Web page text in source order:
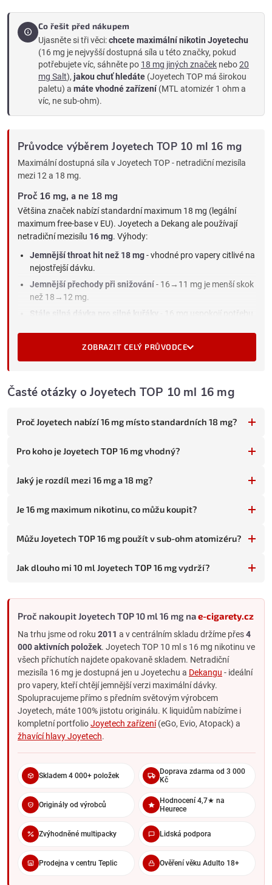
Co řešit před nákupem
Ujasněte si tři věci:chcete maximální nikotin Joyetechu
(16 mg je nejvyšší dostupná síla u této značky, pokud
potřebujete víc, sáhněte po 18 mg jiných značek nebo20
mg Salt), jakou chuť hledáte (Joyetech TOP má širokou
paletu) a máte vhodné zařízení (MTL atomizér 1 ohm a
víc, ne sub-ohm).
Průvodce výběrem Joyetech TOP 10 ml 16 mg
Maximální dostupná síla v Joyetech TOP - netradiční mezisíla
mezi 12 a 18 mg.
Proč 16 mg, a ne 18 mg
Většina značek nabízí standardní maximum 18 mg (legální
maximum free-base v EU). Joyetech a Dekang ale používají
netradiční mezisílu 16 mg. Výhody:
Jemnější throat hit než 18 mg- vhodné pro vapery citlivé na
nejostřejší dávku.
Jemnější přechody při snižování- 16→11 mg je menší skok
než 18→12 mg.
Stále silná dávka pro silné kuřáky
- 16 mg uspokojí potřebu
16 mg je v praxi téměř totožné s 18 mg - rozdíl 2 mg poznáte
minimálně. Hlavní výhoda je v jemnějším přechodu na 11 mg při
Co znamená 16 mg v Joyetech TOP
jako "silné". V Joyetech TOP dává:
trochu jemnější.
kuřáky.
zážitek.
JOYETECH TOP 16 MG
Jemnější throat hit než 18 mg
Plynulejší přechod na 11 mg
Kompatibilní s Joyetech zařízením
18 MG JINÝCH ZNAČEK
Maximum free-base v EU
Nejostřejší throat hit
Širší výběr značek
Standardní volba pro silné kuřáky
Pro koho je Joyetech TOP 16 mg vhodný
Tato kombinace netradiční mezisíly a prémiové řady sedí třem
skupinám vaperů:
potřebují silnou dávku, ale chtějí jemnější než 18 mg.
standardní cestě.
ZOBRAZIT CELÝ PRŮVODCE
Časté otázky o Joyetech TOP 10 ml 16 mg
Proč Joyetech nabízí 16 mg místo standardních 18 mg?
Pro koho je Joyetech TOP 16 mg vhodný?
Jaký je rozdíl mezi 16 mg a 18 mg?
Je 16 mg maximum nikotinu, co můžu koupit?
Můžu Joyetech TOP 16 mg použít v sub-ohm atomizéru?
Jak dlouho mi 10 ml Joyetech TOP 16 mg vydrží?
Proč nakoupit Joyetech TOP 10 ml 16 mg nae-cigarety.cz
Na trhu jsme od roku 2011 a v centrálním skladu držíme přes4
000 aktivních položek. Joyetech TOP 10 ml s 16 mg nikotinu ve
všech příchutích najdete opakovaně skladem. Netradiční
mezisíla 16 mg je dostupná jen u Joyetechu a Dekangu - ideální
pro vapery, kteří chtějí jemnější verzi maximální dávky.
Spolupracujeme přímo s předním světovým výrobcem
Joyetech, máte 100% jistotu originálu. K liquidům nabízíme i
kompletní portfolioJoyetech zařízení(eGo, Evio, Atopack) a
žhavící hlavy Joyetech.
Skladem 4 000+ položek
Doprava zdarma od 3 000
Kč
Originály od výrobců
Hodnocení 4,7★ na
Heurece
Zvýhodněné multipacky Lidská podpora
Prodejna v centru Teplic Ověření věku Adulto 18+